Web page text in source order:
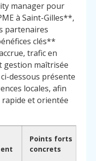
manager pour
à Saint-Gilles**,
partenaires
clés**
trafic en
gestion maîtrisée
dessous présente
locales, afin
et orientée
Points forts
concrets